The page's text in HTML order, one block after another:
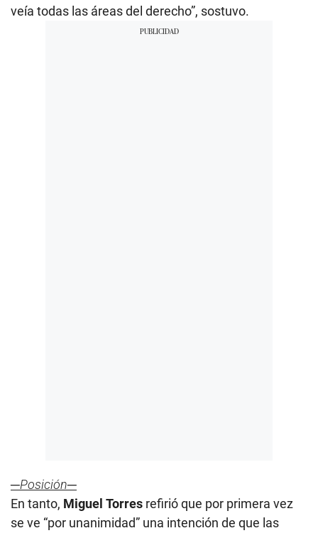
veía todas las áreas del derecho”, sostuvo.
─Posición─
En tanto, Miguel Torres refirió que por primera vez
se ve “por unanimidad” una intención de que las